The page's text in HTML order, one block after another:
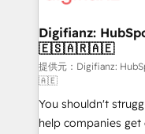
framework,
HubSpot and vetted
can support public
other ones listed in our
HubSpot implementation - HubSpot
build We can do lots of things. But everything we do
Digifianz:
🇪🇸🇦🇷🇦🇪
提供元：Digifianz:
🇦🇪
You shouldn't
help companies